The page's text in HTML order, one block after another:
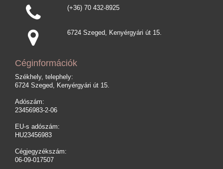
(+36) 70 432-8925
6724 Szeged, Kenyérgyári út 15.
Céginformációk
Székhely, telephely:
6724 Szeged, Kenyérgyári út 15.
Adószám:
23456983-2-06
EU-s adószám:
HU23456983
Cégjegyzékszám:
06-09-017507